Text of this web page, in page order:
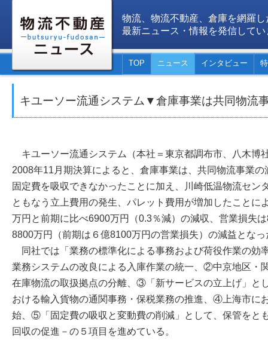
物流、物流不動産、倉庫を網羅し
最新ニュース・情報を発信してい
TOP ニュース インタビュー
キユーソー流通システム▼倉庫事業は共同物流
キユーソー流通システム（本社＝東京都調布市、八木博
2008年11月期決算によると、倉庫事業は、共同物流事業
固定費を吸収できなかったことに加え、川崎低温物流セン
ともなう立上費用の発生、パレット費用が増加したことに
万円と前期に比べ6900万円（0.3％減）の減収、営業損失
8800万円（前期は６億8100万円の営業損失）の減益となっ
同社では「業務の標準化による事務および荷役作業の効
業務システムの改良による入庫作業の統一、②中京地区・
在庫物流の取扱拠点の分離、③「新サービスの立上げ」と
おける輸入貨物の通関事務・保税業務の推進、④上海市に
始、⑤「固定費の吸収と変動費の削減」として、保管をと
回収の促進－の５項目を進めている。